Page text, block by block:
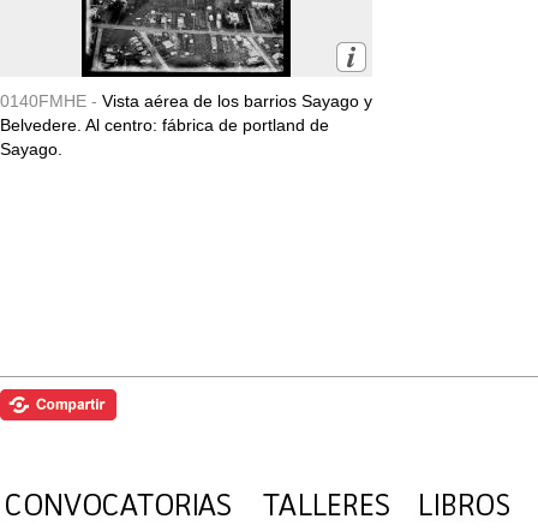
0140FMHE - Vista aérea de los barrios Sayago y
Belvedere. Al centro: fábrica de portland de
Sayago.